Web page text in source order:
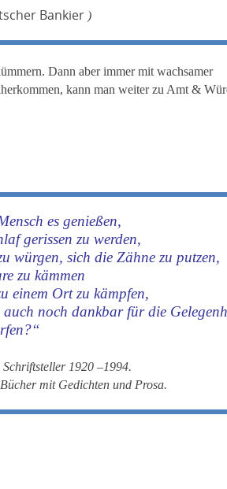
Bankier )
Dann aber immer mit wachsamer
kann man weiter zu Amt &
es genießen,
gerissen zu werden,
würgen, sich die Zähne zu putzen,
zu kämmen
einem Ort zu kämpfen,
noch dankbar für die
1920 –1994.
mit Gedichten und Prosa.